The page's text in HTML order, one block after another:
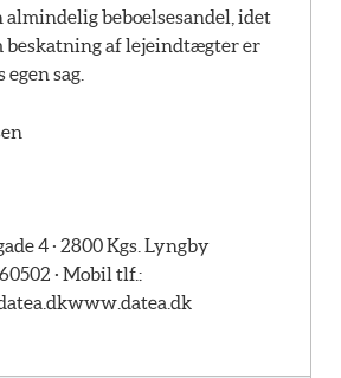
beboelsesandel, idet
beskatning af lejeindtægter er
sag.
4 · 2800 Kgs. Lyngby
· Mobil tlf.:
www.datea.dk